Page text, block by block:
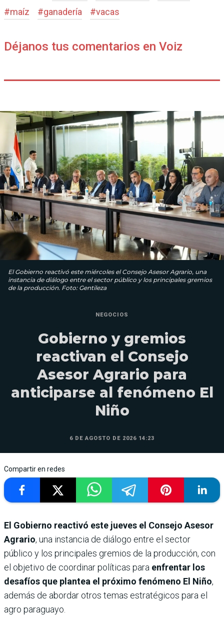
#maíz #ganadería #vacas
Déjanos tus comentarios en Voiz
El Gobierno reactivó este miércoles el Consejo Asesor Agrario, una
instancia de diálogo entre el sector público y los principales gremios
de la producción. Foto: Gentileza
NEGOCIOS
Gobierno y gremios
reactivan el Consejo
Asesor Agrario para
anticiparse al fenómeno El
Niño
6 DE AGOSTO DE 2026 14:23
Compartir en redes
El Gobierno reactivó este jueves el Consejo Asesor
Agrario, una instancia de diálogo entre el sector
público y los principales gremios de la producción, con
el objetivo de coordinar políticas para enfrentar los
desafíos que plantea el próximo fenómeno El Niño,
además de abordar otros temas estratégicos para el
agro paraguayo.